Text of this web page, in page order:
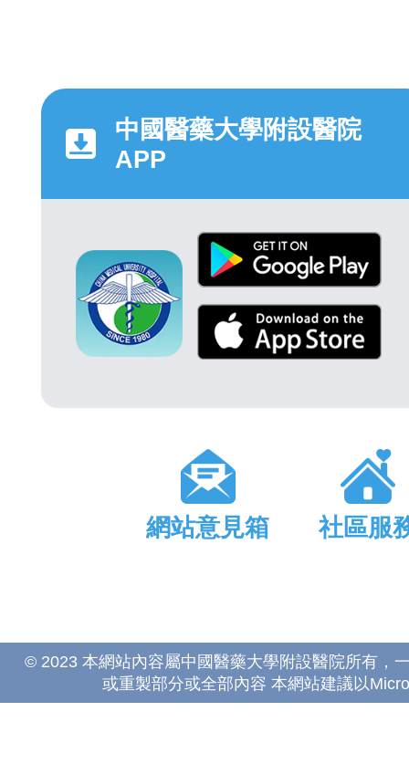
中國醫藥大學附設醫院
APP
網站意見箱 社區服
© 2023 本網站內容屬中國醫藥大學附設醫院所有，
或重製部分或全部內容 本網站建議以